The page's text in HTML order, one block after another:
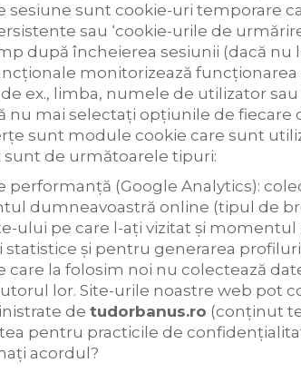
sesiune sunt cookie-uri temporare
sau ‘cookie-urile de
după încheierea sesiunii (dacă nu
monitorizează
ex., limba, numele de utilizator
nu mai selectați opțiunile de fiecare
sunt module cookie care sunt
sunt de următoarele tipuri:
performanță (Google Analytics):
dumneavoastră online (tipul de
ului pe care l-ați vizitat și momentul
statistice și pentru generarea
care la folosim noi nu colectează
lor. Site-urile noastre web pot
de tudorbanus.ro (conținut
pentru practicile de
acordul?